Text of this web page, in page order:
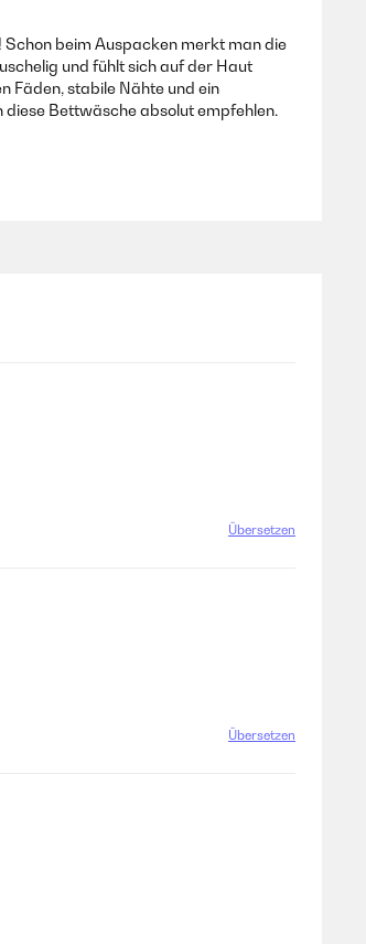
beim Auspacken merkt man die
und fühlt sich auf der Haut
Fäden, stabile Nähte und ein
Bettwäsche absolut empfehlen.
Übersetzen
Übersetzen